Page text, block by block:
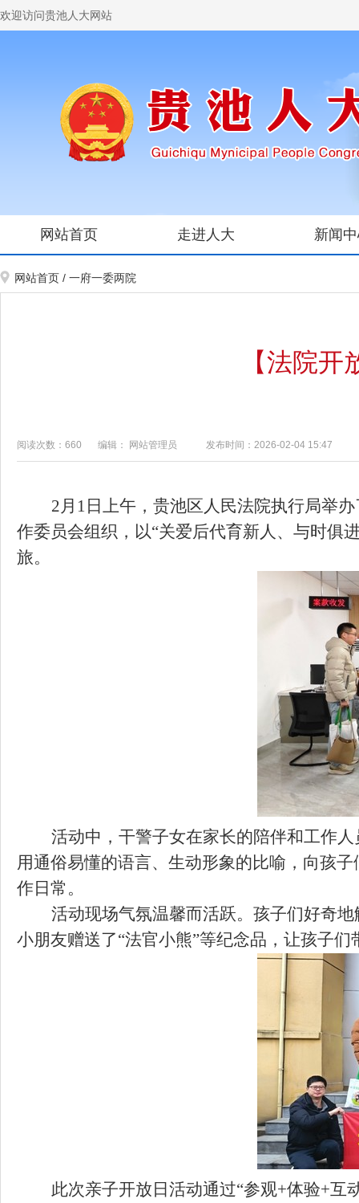
欢迎访问贵池人大网站
网站首页 走进人大 新闻
网站首页 / 一府一委两院
【法院
阅读次数：660 编辑： 网站管理员 发布时间：2026-02-04 15:47
2月 1 日上午，贵池区人民法院执行局举
作委员会组织 ， 以“关爱后代育新人、与时俱
旅。
活动中，干警子女在家长的陪伴和工作
用通俗易懂的语言、生动形象的比喻，向孩
作日常。
活动现场气氛温馨而活跃。孩子们好奇
小朋友赠送了“法官小熊”等纪念品，让孩子
此次亲子开放日活动通过“参观+体验+互